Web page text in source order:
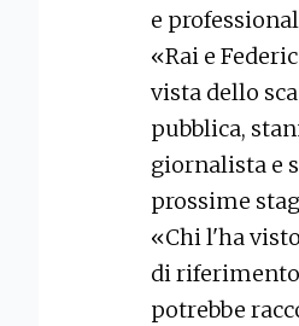
e
«Rai e
vista dello
pubblica,
giornalista e
prossime
«Chi l'ha
di riferimento
potrebbe